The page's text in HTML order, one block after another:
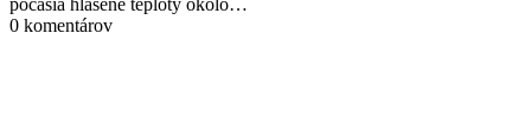
počasia hlásené teploty okolo…
0 komentárov